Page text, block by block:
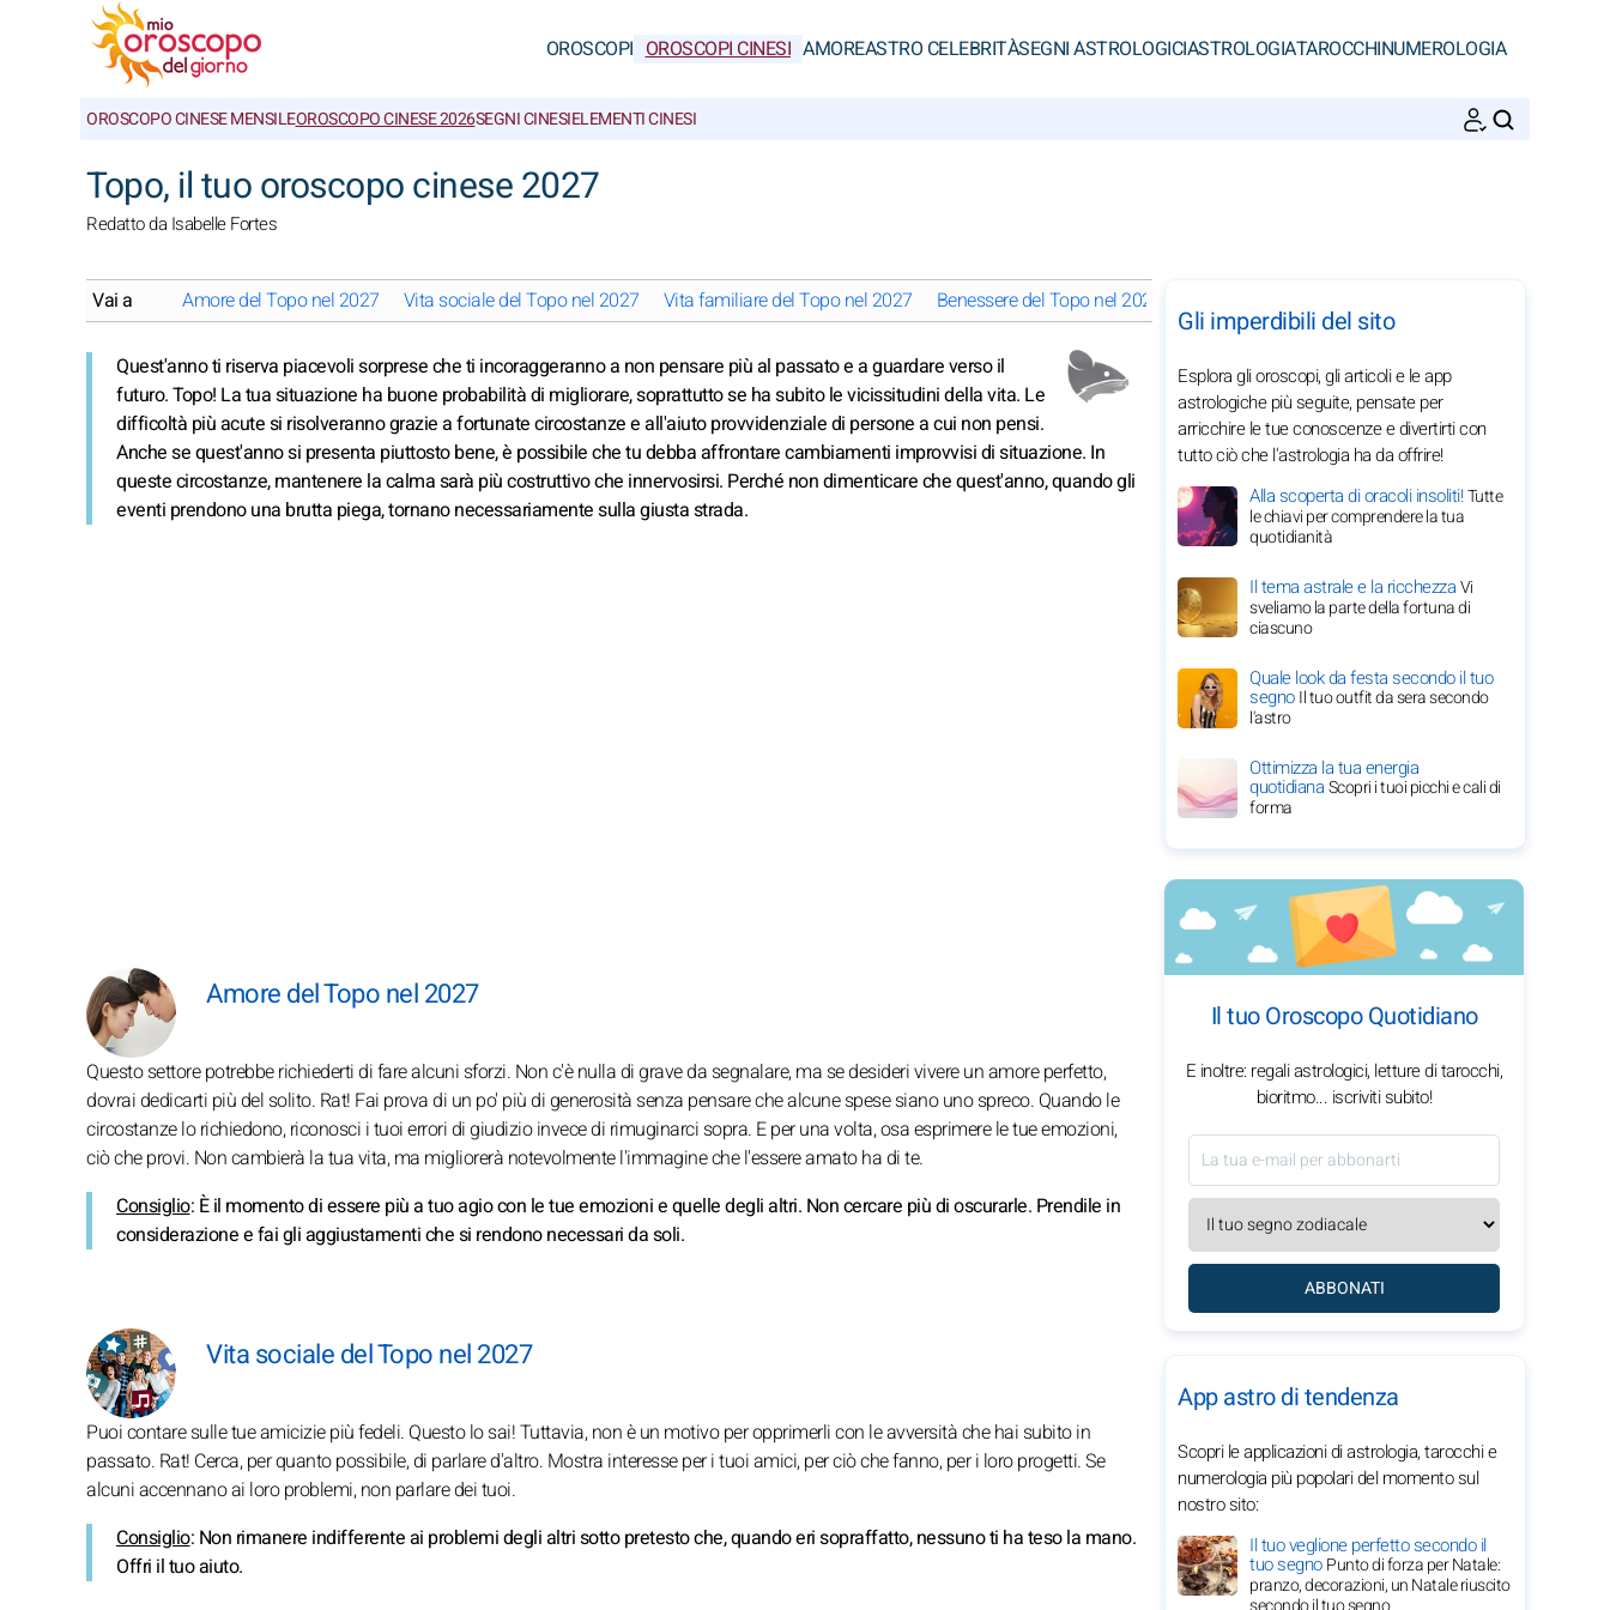
OROSCOPI OROSCOPI CINESI AMOREASTRO CELEBRITÀSEGNI ASTROLOGICIASTROLOGIATAROCCHINUMEROLOGIA
OROSCOPO CINESE MENSILEOROSCOPO CINESE 2026SEGNI CINESIELEMENTI CINESI
Topo, il tuo oroscopo cinese 2027
Redatto da Isabelle Fortes
Vai a Amore del Topo nel 2027 Vita sociale del Topo nel 2027 Vita familiare del Topo nel 2027 Benessere del Topo nel 2027
Quest'anno ti riserva piacevoli sorprese che ti incoraggeranno a non pensare più al passato e a guardare verso il
futuro. Topo! La tua situazione ha buone probabilità di migliorare, soprattutto se ha subito le vicissitudini della vita. Le
difficoltà più acute si risolveranno grazie a fortunate circostanze e all'aiuto provvidenziale di persone a cui non pensi.
Anche se quest'anno si presenta piuttosto bene, è possibile che tu debba affrontare cambiamenti improvvisi di situazione. In
queste circostanze, mantenere la calma sarà più costruttivo che innervosirsi. Perché non dimenticare che quest'anno, quando gli
eventi prendono una brutta piega, tornano necessariamente sulla giusta strada.
Amore del Topo nel 2027
Questo settore potrebbe richiederti di fare alcuni sforzi. Non c'è nulla di grave da segnalare, ma se desideri vivere un amore perfetto,
dovrai dedicarti più del solito. Rat! Fai prova di un po' più di generosità senza pensare che alcune spese siano uno spreco. Quando le
circostanze lo richiedono, riconosci i tuoi errori di giudizio invece di rimuginarci sopra. E per una volta, osa esprimere le tue emozioni,
ciò che provi. Non cambierà la tua vita, ma migliorerà notevolmente l'immagine che l'essere amato ha di te.
Consiglio: È il momento di essere più a tuo agio con le tue emozioni e quelle degli altri. Non cercare più di oscurarle. Prendile in
considerazione e fai gli aggiustamenti che si rendono necessari da soli.
Vita sociale del Topo nel 2027
Puoi contare sulle tue amicizie più fedeli. Questo lo sai! Tuttavia, non è un motivo per opprimerli con le avversità che hai subito in
passato. Rat! Cerca, per quanto possibile, di parlare d'altro. Mostra interesse per i tuoi amici, per ciò che fanno, per i loro progetti. Se
alcuni accennano ai loro problemi, non parlare dei tuoi.
Consiglio: Non rimanere indifferente ai problemi degli altri sotto pretesto che, quando eri sopraffatto, nessuno ti ha teso la mano.
Offri il tuo aiuto.
Gli imperdibili del sito
Esplora gli oroscopi, gli articoli e le app
astrologiche più seguite, pensate per
arricchire le tue conoscenze e divertirti con
tutto ciò che l'astrologia ha da offrire!
Alla scoperta di oracoli insoliti!Tutte
le chiavi per comprendere la tua
quotidianità
Il tema astrale e la ricchezzaVi
sveliamo la parte della fortuna di
ciascuno
Quale look da festa secondo il tuo
segnoIl tuo outfit da sera secondo
l'astro
Ottimizza la tua energia
quotidianaScopri i tuoi picchi e cali di
forma
Il tuo Oroscopo Quotidiano
E inoltre: regali astrologici, letture di tarocchi,
bioritmo... iscriviti subito!
ABBONATI
App astro di tendenza
Scopri le applicazioni di astrologia, tarocchi e
numerologia più popolari del momento sul
nostro sito:
Il tuo veglione perfetto secondo il
tuo segnoPunto di forza per Natale:
pranzo, decorazioni, un Natale riuscito